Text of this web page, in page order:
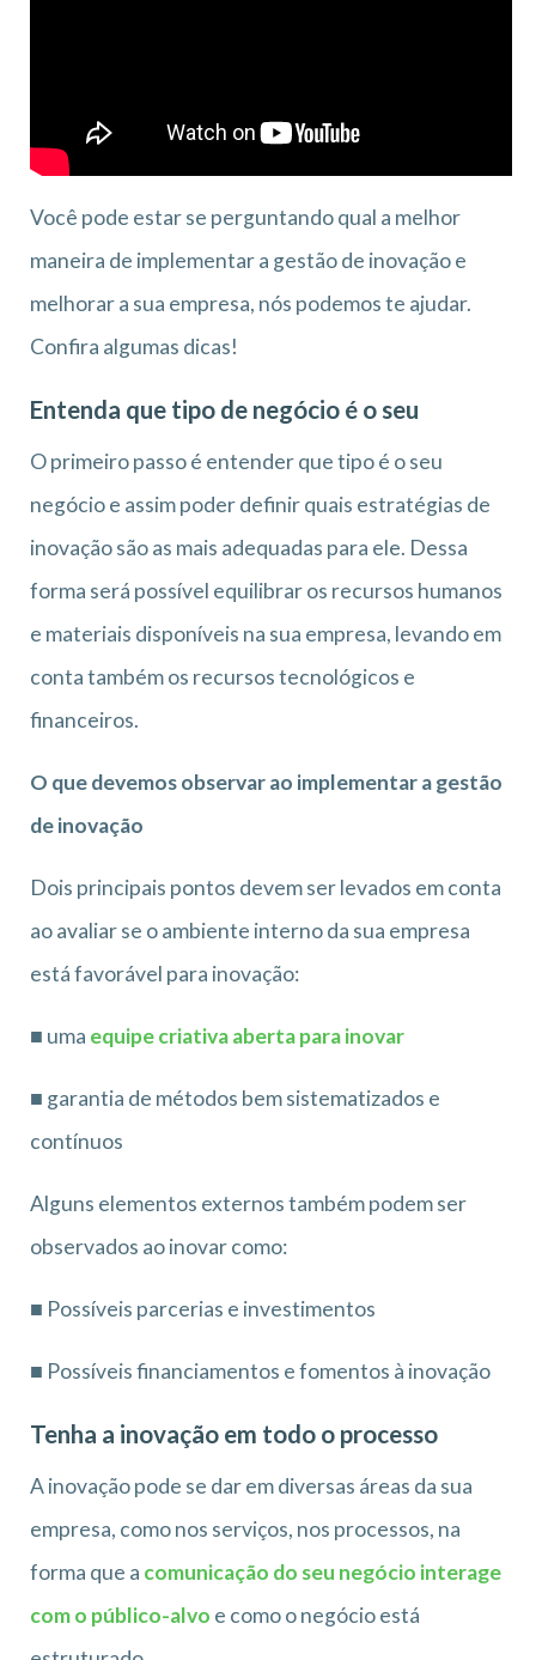
Você pode estar se perguntando qual a melhor
maneira de implementar a gestão de inovação e
melhorar a sua empresa, nós podemos te ajudar.
Confira algumas dicas!
Entenda que tipo de negócio é o seu
O primeiro passo é entender que tipo é o seu
negócio e assim poder definir quais estratégias de
inovação são as mais adequadas para ele. Dessa
forma será possível equilibrar os recursos humanos
e materiais disponíveis na sua empresa, levando em
conta também os recursos tecnológicos e
financeiros.
O que devemos observar ao implementar a gestão
de inovação
Dois principais pontos devem ser levados em conta
ao avaliar se o ambiente interno da sua empresa
está favorável para inovação:
■ uma equipe criativa aberta para inovar
■ garantia de métodos bem sistematizados e
contínuos
Alguns elementos externos também podem ser
observados ao inovar como:
■ Possíveis parcerias e investimentos
■ Possíveis financiamentos e fomentos à inovação
Tenha a inovação em todo o processo
A inovação pode se dar em diversas áreas da sua
empresa, como nos serviços, nos processos, na
forma que a comunicação do seu negócio interage
com o público-alvo e como o negócio está